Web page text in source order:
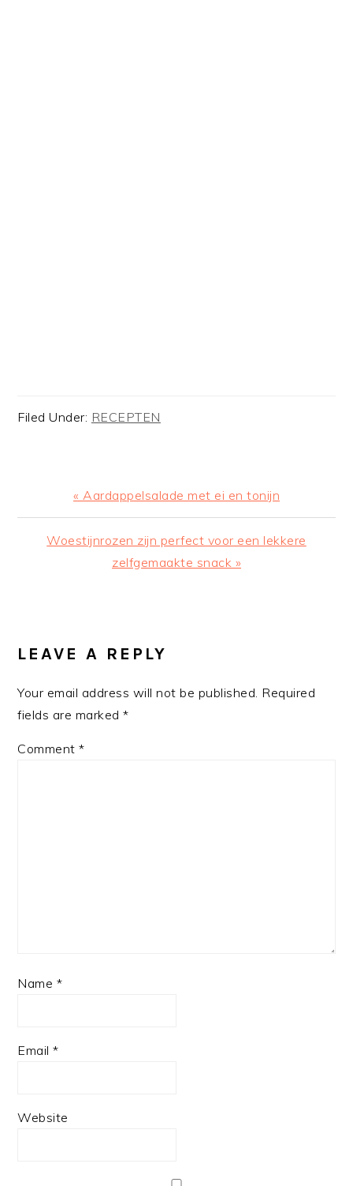
Filed Under: RECEPTEN
Previous
Post:
« Aardappelsalade met ei en tonijn
Next
Woestijnrozen zijn perfect voor een lekkere
zelfgemaakte snack »
INTERACTIONS
LEAVE A REPLY
Your email address will not be published. Required
fields are marked*
Comment*
Name *
Email*
Website